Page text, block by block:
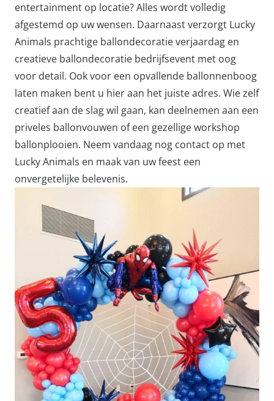
entertainment op locatie? Alles wordt volledig
afgestemd op uw wensen. Daarnaast verzorgt Lucky
Animals prachtige ballondecoratie verjaardag en
creatieve ballondecoratie bedrijfsevent met oog
voor detail. Ook voor een opvallende ballonnenboog
laten maken bent u hier aan het juiste adres. Wie zelf
creatief aan de slag wil gaan, kan deelnemen aan een
priveles ballonvouwen of een gezellige workshop
ballonplooien. Neem vandaag nog contact op met
Lucky Animals en maak van uw feest een
onvergetelijke belevenis.